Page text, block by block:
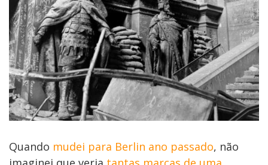
Quando mudei para Berlin ano passado, não